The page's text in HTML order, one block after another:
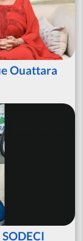
Ouattara